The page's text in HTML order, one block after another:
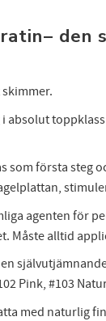
absolut
som första steg
agenten för
Måste alltid
Pink, #103
med naturlig